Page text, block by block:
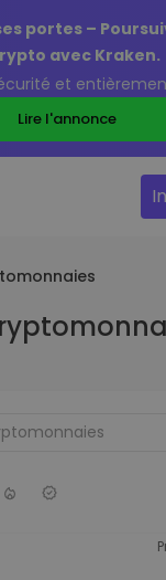
portes –
avec Kraken.
et
Lire l'annonce